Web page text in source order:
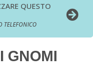
QUESTO
TELEFONICO
GNOMI